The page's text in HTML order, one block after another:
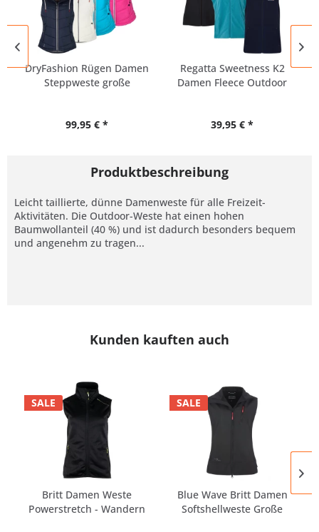
DryFashion Rügen Damen
Steppweste große
99,95 € *
Regatta Sweetness K2
Damen Fleece Outdoor
39,95 € *
Produktbeschreibung
Leicht taillierte, dünne Damenweste für alle Freizeit-
Aktivitäten. Die Outdoor-Weste hat einen hohen
Baumwollanteil (40 %) und ist dadurch besonders bequem
und angenehm zu tragen...
Kunden kauften auch
SALE
Britt Damen Weste
Powerstretch - Wandern
SALE
Blue Wave Britt Damen
Softshellweste Große